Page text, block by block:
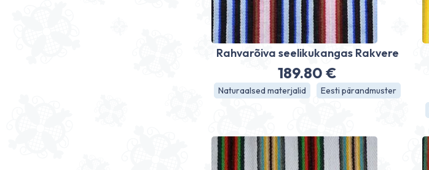
Rahvarõiva seelikukangas Rakvere
189.80€
Naturaalsed materjalid Eesti pärandmuster